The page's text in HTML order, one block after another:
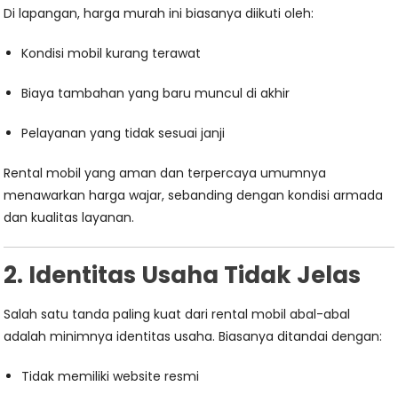
Di lapangan, harga murah ini biasanya diikuti oleh:
Kondisi mobil kurang terawat
Biaya tambahan yang baru muncul di akhir
Pelayanan yang tidak sesuai janji
Rental mobil yang aman dan terpercaya umumnya
menawarkan harga wajar, sebanding dengan kondisi armada
dan kualitas layanan.
2. Identitas Usaha Tidak Jelas
Salah satu tanda paling kuat dari rental mobil abal-abal
adalah minimnya identitas usaha. Biasanya ditandai dengan:
Tidak memiliki website resmi